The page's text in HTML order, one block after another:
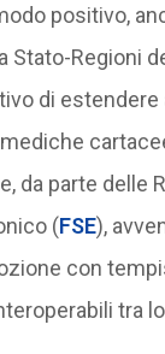
positivo,
Stato-Regioni
di
da parte delle
(FSE),
con
tra